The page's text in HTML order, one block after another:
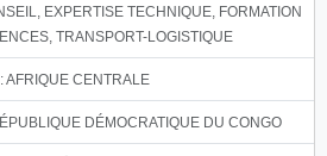
EXPERTISE TECHNIQUE, FORMATION
TRANSPORT-LOGISTIQUE
AFRIQUE CENTRALE
DÉMOCRATIQUE DU CONGO